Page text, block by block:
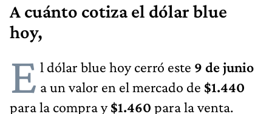
A cuánto cotiza el dólar blue
hoy,
E l dólar blue hoy cerró este 9 de junio
a un valor en el mercado de $1.440
para la compra y$1.460 para la venta.